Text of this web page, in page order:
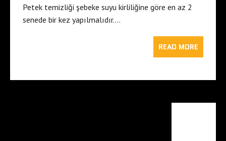
Petek temizliği şebeke suyu kirliliğine göre en az 2
senede bir kez yapılmalıdır….
READ MORE